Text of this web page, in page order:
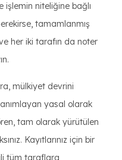
işlemin niteliğine bağlı
tamamlanmış
her iki tarafın da noter
mülkiyet devrini
yasal olarak
tam olarak yürütülen
Kayıtlarınız için bir
tüm taraflara